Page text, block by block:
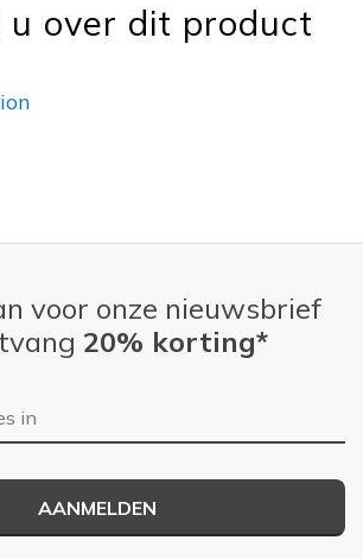
over dit product
voor onze nieuwsbrief
20% korting*
AANMELDEN